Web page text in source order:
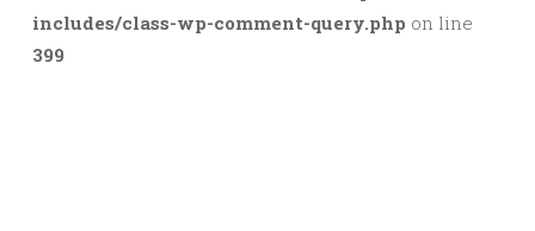
includes/class-wp-comment-query.php on line
399